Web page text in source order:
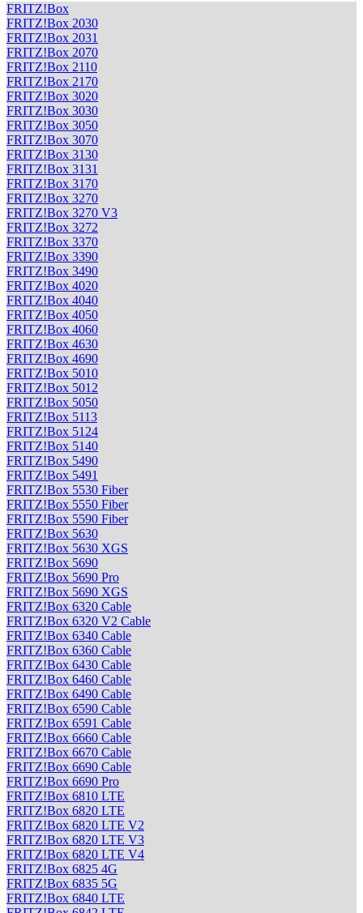
FRITZ!Box
FRITZ!Box 2030
FRITZ!Box 2031
FRITZ!Box 2070
FRITZ!Box 2110
FRITZ!Box 2170
FRITZ!Box 3020
FRITZ!Box 3030
FRITZ!Box 3050
FRITZ!Box 3070
FRITZ!Box 3130
FRITZ!Box 3131
FRITZ!Box 3170
FRITZ!Box 3270
FRITZ!Box 3270 V3
FRITZ!Box 3272
FRITZ!Box 3370
FRITZ!Box 3390
FRITZ!Box 3490
FRITZ!Box 4020
FRITZ!Box 4040
FRITZ!Box 4050
FRITZ!Box 4060
FRITZ!Box 4630
FRITZ!Box 4690
FRITZ!Box 5010
FRITZ!Box 5012
FRITZ!Box 5050
FRITZ!Box 5113
FRITZ!Box 5124
FRITZ!Box 5140
FRITZ!Box 5490
FRITZ!Box 5491
FRITZ!Box 5530 Fiber
FRITZ!Box 5550 Fiber
FRITZ!Box 5590 Fiber
FRITZ!Box 5630
FRITZ!Box 5630 XGS
FRITZ!Box 5690
FRITZ!Box 5690 Pro
FRITZ!Box 5690 XGS
FRITZ!Box 6320 Cable
FRITZ!Box 6320 V2 Cable
FRITZ!Box 6340 Cable
FRITZ!Box 6360 Cable
FRITZ!Box 6430 Cable
FRITZ!Box 6460 Cable
FRITZ!Box 6490 Cable
FRITZ!Box 6590 Cable
FRITZ!Box 6591 Cable
FRITZ!Box 6660 Cable
FRITZ!Box 6670 Cable
FRITZ!Box 6690 Cable
FRITZ!Box 6690 Pro
FRITZ!Box 6810 LTE
FRITZ!Box 6820 LTE
FRITZ!Box 6820 LTE V2
FRITZ!Box 6820 LTE V3
FRITZ!Box 6820 LTE V4
FRITZ!Box 6825 4G
FRITZ!Box 6835 5G
FRITZ!Box 6840 LTE